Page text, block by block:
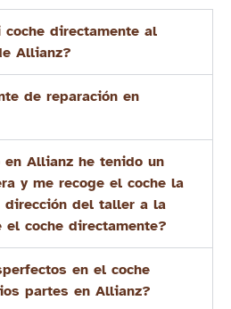
directamente al
Allianz?
de reparación en
en Allianz he tenido un
y me recoge el coche la
dirección del taller a la
coche directamente?
en el coche
partes en Allianz?